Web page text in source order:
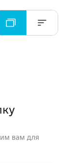
вам для